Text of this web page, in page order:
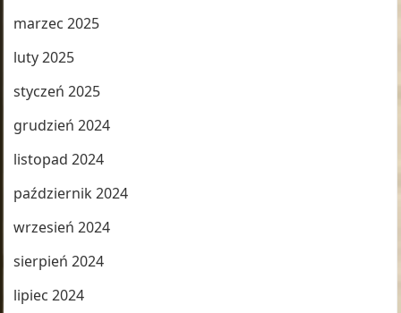
marzec 2025
luty 2025
styczeń 2025
grudzień 2024
listopad 2024
październik 2024
wrzesień 2024
sierpień 2024
lipiec 2024